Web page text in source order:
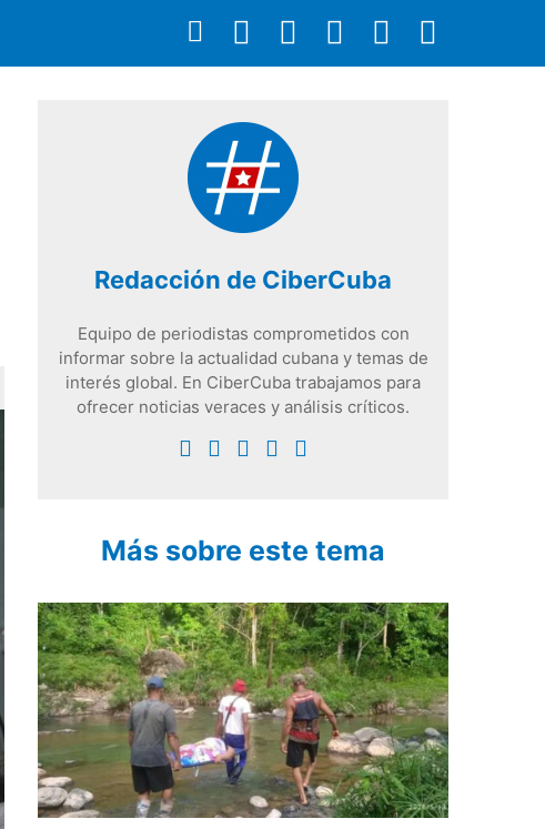
Redacción de CiberCuba
Equipo de periodistas comprometidos con
informar sobre la actualidad cubana y temas de
interés global. En CiberCuba trabajamos para
ofrecer noticias veraces y análisis críticos.
Más sobre este tema